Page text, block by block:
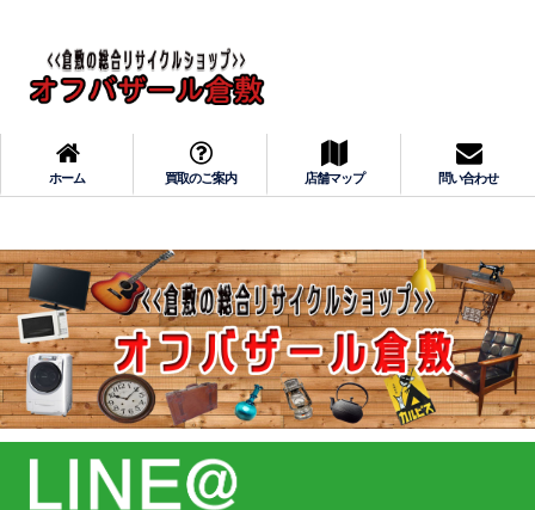
ホーム 買取のご案内 店舗マップ 問い合わせ